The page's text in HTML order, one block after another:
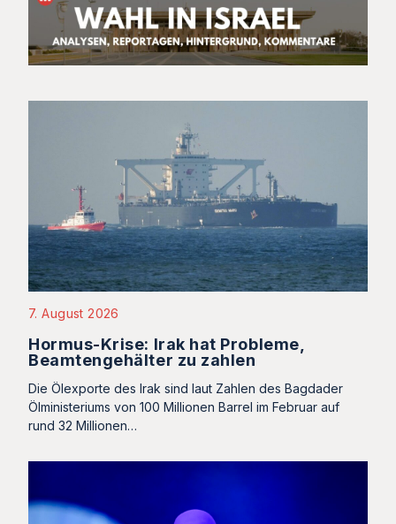
7. August 2026
Hormus-Krise: Irak hat Probleme,
Beamtengehälter zu zahlen
Die Ölexporte des Irak sind laut Zahlen des Bagdader
Ölministeriums von 100 Millionen Barrel im Februar auf
rund 32 Millionen…